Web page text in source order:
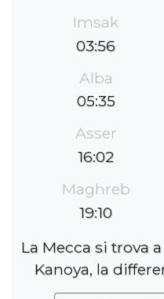
Imsak
03:56
Alba
05:35
Asser
16:02
Maghreb
19:10
La Mecca si trova
Kanoya, la